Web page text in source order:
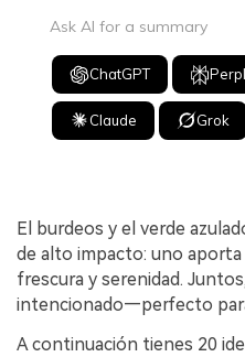
Ask AI for a summary
ChatGPT
Claude Grok
El burdeos y el verde
de alto impacto: uno
frescura y serenidad.
intencionado—perfecto
A continuación tienes 20